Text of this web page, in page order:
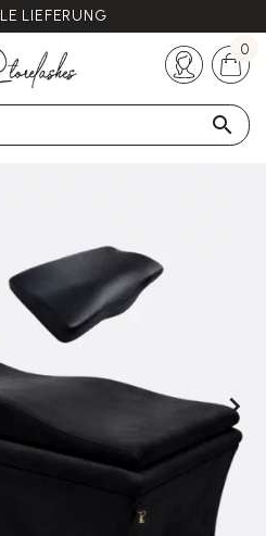
LIEFERUNG
+33 (0)5 57 21 62 94

0
